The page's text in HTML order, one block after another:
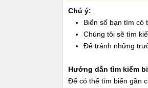
Chú ý:
Biển số bạn tìm có
Chúng tôi sẽ tìm
Để tránh những
Hướng dẫn tìm kiếm
Để có thể tìm biển gần